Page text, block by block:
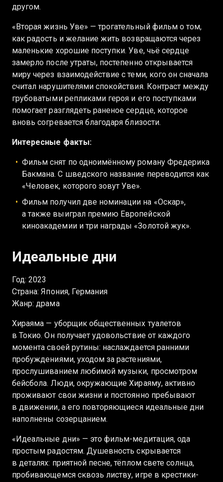
другом.
«Вторая жизнь Уве» — трогательный фильм о том,
как радость и желание жить возвращаются через
маленькие хорошие поступки. Уве, чьё сердце
замерло после утраты, постепенно открывается
миру через взаимодействие с теми, кого он сначала
считал нарушителями спокойствия. Контраст между
грубоватыми репликами героя и его поступками
помогает разглядеть раненое сердце, которое
вновь согревается благодаря близости.
Интересные факты:
Фильм снят по одноимённому роману Фредерика
Бакмана. С шведского название переводится как
«Человек, которого зовут Уве».
Фильм получил две номинации на «Оскар»,
а также выиграл премию Европейской
киноакадемии и три награды «Золотой жук».
Идеальные дни
Год: 2023
Страна: Япония, Германия
Жанр: драма
Хираяма — уборщик общественных туалетов
в Токио. Он получает удовольствие от каждого
момента своей рутины: наслаждается ранними
пробуждениями, уходом за растениями,
прослушиванием любимой музыки, просмотром
бейсбола. Люди, окружающие Хираяму, активно
проживают свои жизни и постоянно пребывают
в движении, а его повторяющиеся идеальные дни
наполнены созерцанием.
«Идеальные дни» — это фильм-медитация, ода
простым радостям. Душевность скрывается
в деталях: приятной песне, тёплом свете солнца,
пробивающемся сквозь листву, игре в крестики-